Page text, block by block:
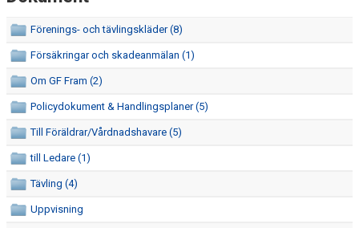
Förenings- och tävlingskläder (8)
Försäkringar och skadeanmälan (1)
Om GF Fram (2)
Policydokument & Handlingsplaner (5)
Till Föräldrar/Vårdnadshavare (5)
till Ledare (1)
Tävling (4)
Uppvisning